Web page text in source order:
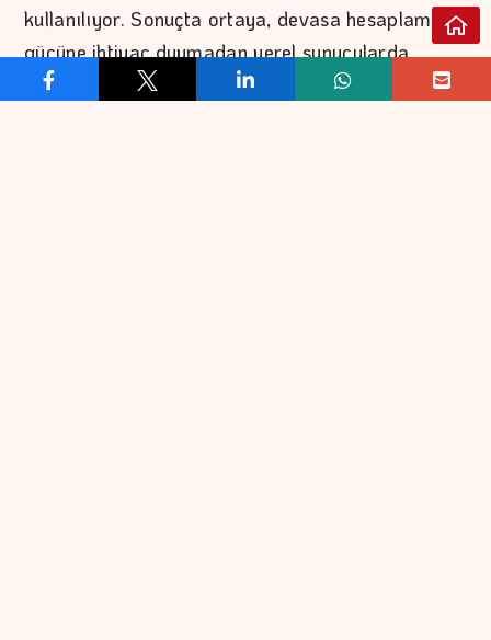
kullanılıyor. Sonuçta ortaya, devasa hesaplama
gücüne ihtiyaç duymadan yerel sunucularda
çalıştırılabilen, belirli bir göreve odaklanmış bir